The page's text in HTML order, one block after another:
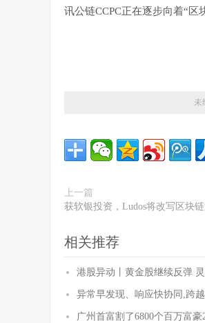
讯公链CCPC正在逐步向着“
未
上一篇
获软银投资，Ludos将改写区块
相关推荐
港股异动丨黄金股继续反弹
异常早发现、响应快协同,跨
广州首富割了6800个百万富豪